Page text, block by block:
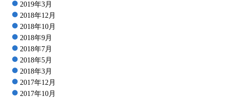
2019年3月
2018年12月
2018年10月
2018年9月
2018年7月
2018年5月
2018年3月
2017年12月
2017年10月